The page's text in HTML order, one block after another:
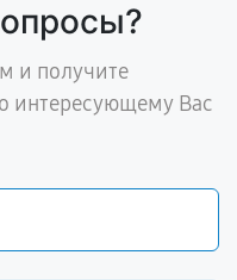
и получите
интересующему Вас